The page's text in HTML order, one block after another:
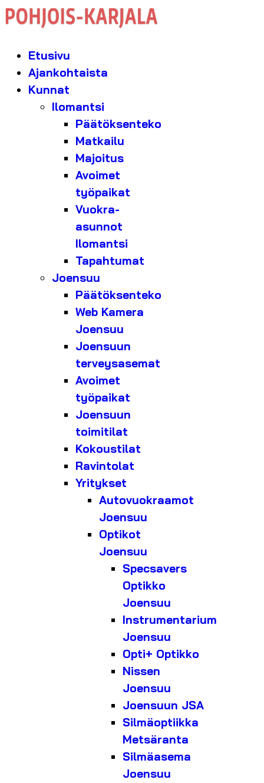
Etusivu
Ajankohtaista
Kunnat
Ilomantsi
Päätöksenteko
Matkailu
Majoitus
Avoimet
työpaikat
Vuokra-
asunnot
Ilomantsi
Tapahtumat
Joensuu
Päätöksenteko
Web Kamera
Joensuu
Joensuun
terveysasemat
Avoimet
työpaikat
Joensuun
toimitilat
Kokoustilat
Ravintolat
Yritykset
Autovuokraamot
Joensuu
Optikot
Joensuu
Specsavers
Optikko
Joensuu
Instrumentarium
Joensuu
Opti+ Optikko
Nissen
Joensuu
Joensuun JSA
Silmäoptiikka
Metsäranta
Silmäasema
Joensuu